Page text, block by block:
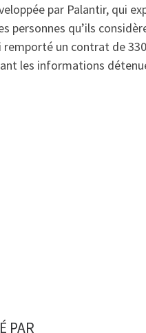
par Palantir, qui
personnes qu’ils
remporté un contrat de
les informations
PAR